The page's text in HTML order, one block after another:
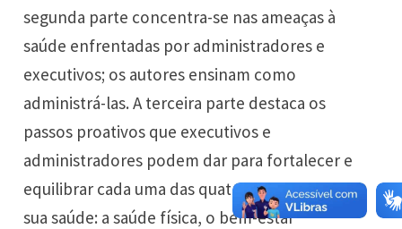
segunda parte concentra-se nas ameaças à
saúde enfrentadas por administradores e
executivos; os autores ensinam como
administrá-las. A terceira parte destaca os
passos proativos que executivos e
administradores podem dar para fortalecer e
equilibrar cada uma das quatro dimensões de
sua saúde: a saúde física, o bem-estar